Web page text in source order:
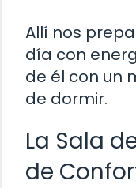
Allí nos
día con
de él con un
de dormir.
La Sala
de